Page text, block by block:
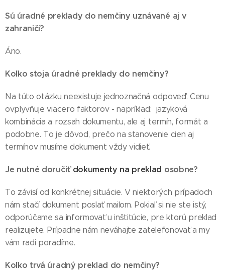
Sú úradné preklady do nemčiny uznávané aj v
zahraničí?
Áno.
Koľko stoja úradné preklady do nemčiny?
Na túto otázku neexistuje jednoznačná odpoveď. Cenu
ovplyvňuje viacero faktorov - napríklad: jazyková
kombinácia a rozsah dokumentu, ale aj termín, formát a
podobne. To je dôvod, prečo na stanovenie cien aj
termínov musíme dokument vždy vidieť.
Je nutné doručiťdokumenty na preklad osobne?
To závisí od konkrétnej situácie. V niektorých prípadoch
nám stačí dokument poslať mailom. Pokiaľ si nie ste istý,
odporúčame sa informovať u inštitúcie, pre ktorú preklad
realizujete. Prípadne nám neváhajte zatelefonovať a my
vám radi poradíme.
Koľko trvá úradný preklad do nemčiny?